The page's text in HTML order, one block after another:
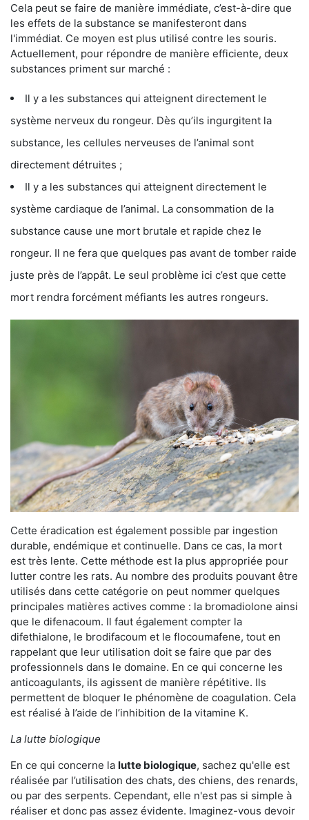
Cela peut se faire de manière immédiate, c’est-à-dire que
les effets de la substance se manifesteront dans
l'immédiat. Ce moyen est plus utilisé contre les souris.
Actuellement, pour répondre de manière efficiente, deux
substances priment sur marché :
Il y a les substances qui atteignent directement le
système nerveux du rongeur. Dès qu’ils ingurgitent la
substance, les cellules nerveuses de l’animal sont
directement détruites ;
Il y a les substances qui atteignent directement le
système cardiaque de l’animal. La consommation de la
substance cause une mort brutale et rapide chez le
rongeur. Il ne fera que quelques pas avant de tomber raide
juste près de l’appât. Le seul problème ici c’est que cette
mort rendra forcément méfiants les autres rongeurs.
Cette éradication est également possible par ingestion
durable, endémique et continuelle. Dans ce cas, la mort
est très lente. Cette méthode est la plus appropriée pour
lutter contre les rats. Au nombre des produits pouvant être
utilisés dans cette catégorie on peut nommer quelques
principales matières actives comme : la bromadiolone ainsi
que le difenacoum. Il faut également compter la
difethialone, le brodifacoum et le flocoumafene, tout en
rappelant que leur utilisation doit se faire que par des
professionnels dans le domaine. En ce qui concerne les
anticoagulants, ils agissent de manière répétitive. Ils
permettent de bloquer le phénomène de coagulation. Cela
est réalisé à l’aide de l’inhibition de la vitamine K.
La lutte biologique
En ce qui concerne la lutte biologique, sachez qu'elle est
réalisée par l’utilisation des chats, des chiens, des renards,
ou par des serpents. Cependant, elle n'est pas si simple à
réaliser et donc pas assez évidente. Imaginez-vous devoir